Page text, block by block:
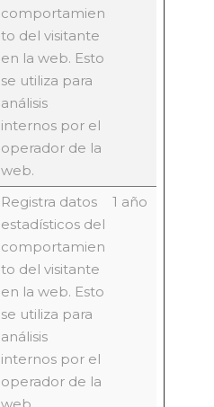
comportamien
to del visitante
en la web. Esto
se utiliza para
análisis
internos por el
operador de la
web.
Registra datos
estadísticos del
comportamien
to del visitante
en la web. Esto
se utiliza para
análisis
internos por el
operador de la
1 año